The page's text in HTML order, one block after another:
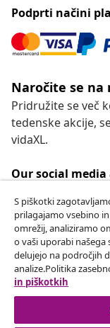
Podprti načini
Naročite se na
Pridružite se več
tedenske akcije,
vidaXL.
Our social
Odstop od
Oddaj zahtevek
S piškotki
prilagajamo vsebino
omrežij, analiziramo
o vaši uporabi
delujejo na področjih
analize.Politika
in piškotkih